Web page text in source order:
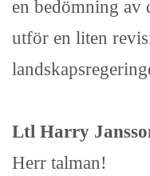
en bedömning av
utför en liten
Ltl Harry
Herr talman!